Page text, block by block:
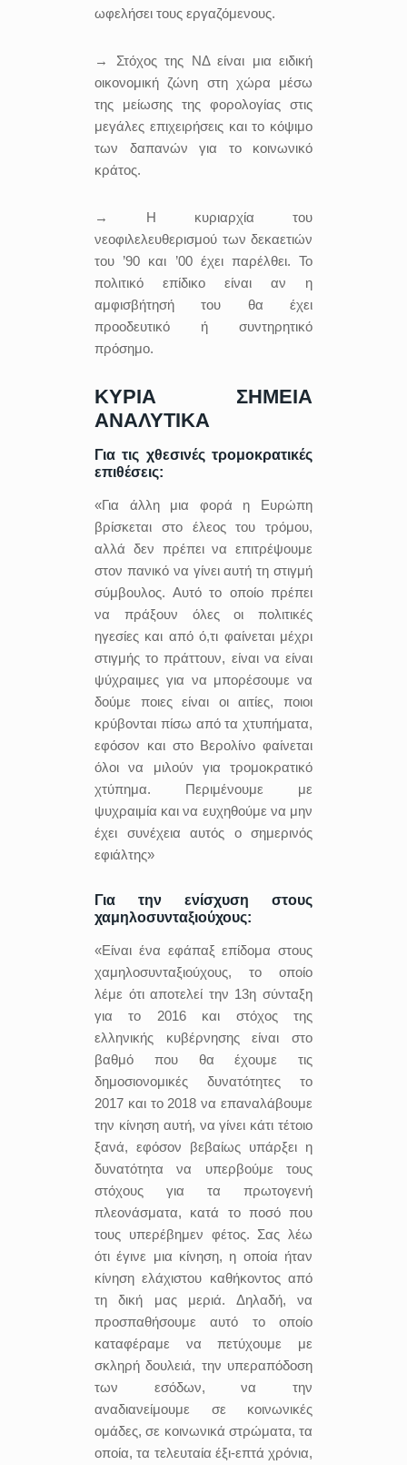
ωφελήσει τους εργαζόμενους.
→ Στόχος της ΝΔ είναι μια ειδική
οικονομική ζώνη στη χώρα μέσω
της μείωσης της φορολογίας στις
μεγάλες επιχειρήσεις και το κόψιμο
των δαπανών για το κοινωνικό
κράτος.
→ Η κυριαρχία του
νεοφιλελευθερισμού των δεκαετιών
του ’90 και ’00 έχει παρέλθει. Το
πολιτικό επίδικο είναι αν η
αμφισβήτησή του θα έχει
προοδευτικό ή συντηρητικό
πρόσημο.
ΚΥΡΙΑ ΣΗΜΕΙΑ
ΑΝΑΛΥΤΙΚΑ
Για τις χθεσινές τρομοκρατικές
επιθέσεις:
«Για άλλη μια φορά η Ευρώπη
βρίσκεται στο έλεος του τρόμου,
αλλά δεν πρέπει να επιτρέψουμε
στον πανικό να γίνει αυτή τη στιγμή
σύμβουλος. Αυτό το οποίο πρέπει
να πράξουν όλες οι πολιτικές
ηγεσίες και από ό,τι φαίνεται μέχρι
στιγμής το πράττουν, είναι να είναι
ψύχραιμες για να μπορέσουμε να
δούμε ποιες είναι οι αιτίες, ποιοι
κρύβονται πίσω από τα χτυπήματα,
εφόσον και στο Βερολίνο φαίνεται
όλοι να μιλούν για τρομοκρατικό
χτύπημα. Περιμένουμε με
ψυχραιμία και να ευχηθούμε να μην
έχει συνέχεια αυτός ο σημερινός
εφιάλτης»
Για την ενίσχυση στους
χαμηλοσυνταξιούχους:
«Είναι ένα εφάπαξ επίδομα στους
χαμηλοσυνταξιούχους, το οποίο
λέμε ότι αποτελεί την 13η σύνταξη
για το 2016 και στόχος της
ελληνικής κυβέρνησης είναι στο
βαθμό που θα έχουμε τις
δημοσιονομικές δυνατότητες το
2017 και το 2018 να επαναλάβουμε
την κίνηση αυτή, να γίνει κάτι τέτοιο
ξανά, εφόσον βεβαίως υπάρξει η
δυνατότητα να υπερβούμε τους
στόχους για τα πρωτογενή
πλεονάσματα, κατά το ποσό που
τους υπερέβημεν φέτος. Σας λέω
ότι έγινε μια κίνηση, η οποία ήταν
κίνηση ελάχιστου καθήκοντος από
τη δική μας μεριά. Δηλαδή, να
προσπαθήσουμε αυτό το οποίο
καταφέραμε να πετύχουμε με
σκληρή δουλειά, την υπεραπόδοση
των εσόδων, να την
αναδιανείμουμε σε κοινωνικές
ομάδες, σε κοινωνικά στρώματα, τα
οποία, τα τελευταία έξι-επτά χρόνια,